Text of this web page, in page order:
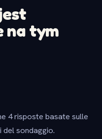
na tym
4 risposte basate sulle
sondaggio.